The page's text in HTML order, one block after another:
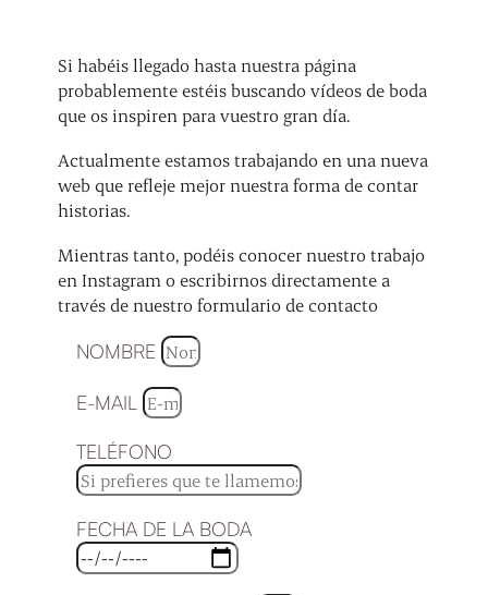
Si habéis llegado hasta nuestra página
probablemente estéis buscando vídeos de boda
que os inspiren para vuestro gran día.
Actualmente estamos trabajando en una nueva
web que refleje mejor nuestra forma de contar
historias.
Mientras tanto, podéis conocer nuestro trabajo
en Instagram o escribirnos directamente a
través de nuestro formulario de contacto
NOMBRE
E-MAIL
TELÉFONO
FECHA DE LA BODA